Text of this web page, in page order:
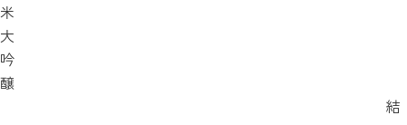
米
大
吟
醸
結